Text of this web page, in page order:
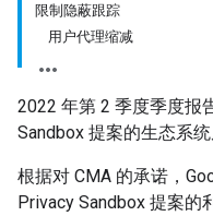
限制隐蔽跟踪
用户代理缩减
2022 年第 2 季度季度报
Sandbox 提案的生态系统
根据对 CMA 的承诺，
Privacy Sandbox 提案的